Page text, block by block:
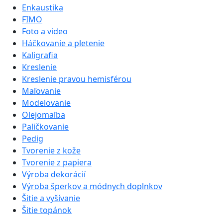
Enkaustika
FIMO
Foto a video
Háčkovanie a pletenie
Kaligrafia
Kreslenie
Kreslenie pravou hemisférou
Maľovanie
Modelovanie
Olejomaľba
Paličkovanie
Pedig
Tvorenie z kože
Tvorenie z papiera
Výroba dekorácií
Výroba šperkov a módnych doplnkov
Šitie a vyšívanie
Šitie topánok